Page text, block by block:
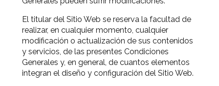
El titular del Sitio Web se reserva la facultad de
realizar, en cualquier momento, cualquier
modificación o actualización de sus contenidos
y servicios, de las presentes Condiciones
Generales y, en general, de cuantos elementos
integran el diseño y configuración del Sitio Web.